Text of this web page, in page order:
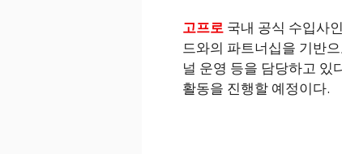
고프로국내 공식 수입사
드와의 파트너십을 기반
널 운영 등을 담당하고 있
활동을 진행할 예정이다.